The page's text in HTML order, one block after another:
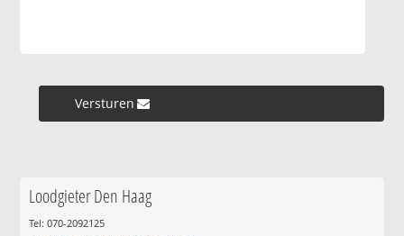
Versturen »
Loodgieter Den Haag
Tel: 070-2092125